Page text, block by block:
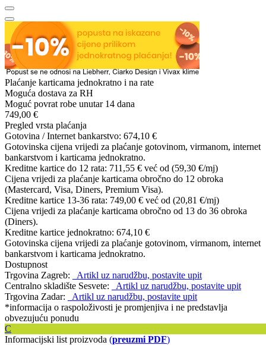
Plaćanje karticama jednokratno i na rate
Moguća dostava za RH
Moguć povrat robe unutar 14 dana
749,00 €
Pregled vrsta plaćanja
Gotovina / Internet bankarstvo: 674,10 €
Gotovinska cijena vrijedi za plaćanje gotovinom, virmanom, internet
bankarstvom i karticama jednokratno.
Kreditne kartice do 12 rata: 711,55 € već od (59,30 €/mj)
Cijena vrijedi za plaćanje karticama obročno do 12 obroka
(Mastercard, Visa, Diners, Premium Visa).
Kreditne kartice 13-36 rata: 749,00 € već od (20,81 €/mj)
Cijena vrijedi za plaćanje karticama obročno od 13 do 36 obroka
(Diners).
Kreditne kartice jednokratno: 674,10 €
Gotovinska cijena vrijedi za plaćanje gotovinom, virmanom, internet
bankarstvom i karticama jednokratno.
Dostupnost
Trgovina Zagreb:
Artikl uz narudžbu, postavite upit
Centralno skladište Sesvete:
Artikl uz narudžbu, postavite upit
Trgovina Zadar:
Artikl uz narudžbu, postavite upit
*informacija o raspoloživosti je promjenjiva i ne predstavlja
obvezujuću ponudu
C
Informacijski list proizvoda (preuzmi PDF)